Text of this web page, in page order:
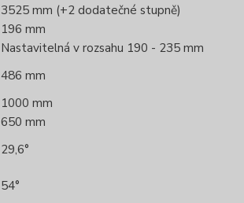
3525 mm (+2 dodatečné stupně)
196 mm
Nastavitelná v rozsahu 190 - 235 mm
486 mm
1000 mm
650 mm
29,6°
54°